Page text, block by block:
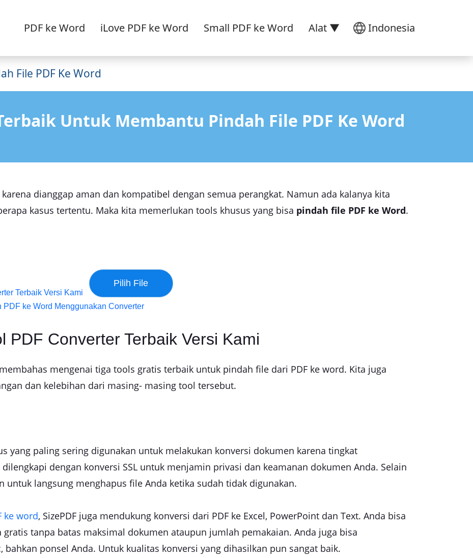
Indonesia
PDF ke Word iLove PDF ke Word Small PDF ke Word Alat ▼
File PDF Ke Word
Untuk Membantu Pindah File PDF Ke Word
dianggap aman dan kompatibel dengan semua perangkat. Namun ada kalanya kita
kasus tertentu. Maka kita memerlukan tools khusus yang bisa pindah file PDF ke Word.
Terbaik Versi Kami
ke Word Menggunakan Converter
PDF Converter Terbaik Versi Kami
mengenai tiga tools gratis terbaik untuk pindah file dari PDF ke word. Kita juga
dan kelebihan dari masing- masing tool tersebut.
yang paling sering digunakan untuk melakukan konversi dokumen karena tingkat
dengan konversi SSL untuk menjamin privasi dan keamanan dokumen Anda. Selain
langsung menghapus file Anda ketika sudah tidak digunakan.
ke word, SizePDF juga mendukung konversi dari PDF ke Excel, PowerPoint dan Text. Anda bisa
tanpa batas maksimal dokumen ataupun jumlah pemakaian. Anda juga bisa
bahkan ponsel Anda. Untuk kualitas konversi yang dihasilkan pun sangat baik.